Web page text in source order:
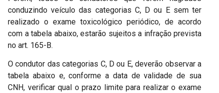
conduzindo veículo das categorias C, D ou E sem ter
realizado o exame toxicológico periódico, de acordo
com a tabela abaixo, estarão sujeitos a infração prevista
no art. 165-B.
O condutor das categorias C, D ou E, deverão observar a
tabela abaixo e, conforme a data de validade de sua
CNH, verificar qual o prazo limite para realizar o exame